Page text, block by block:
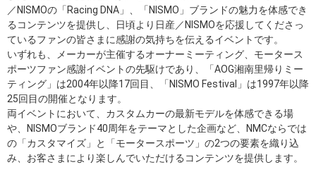
／NISMOの「Racing DNA」、「NISMO」ブランドの魅力を体感でき
るコンテンツを提供し、日頃より日産／NISMOを応援してくださっ
ているファンの皆さまに感謝の気持ちを伝えるイベントです。
いずれも、メーカーが主催するオーナーミーティング、モータース
ポーツファン感謝イベントの先駆けであり、「AOG湘南里帰りミー
ティング」は2004年以降17回目、「NISMO Festival」は1997年以降
25回目の開催となります。
両イベントにおいて、カスタムカーの最新モデルを体感できる場
や、NISMOブランド40周年をテーマとした企画など、NMCならでは
の「カスタマイズ」と「モータースポーツ」の2つの要素を織り込
み、お客さまにより楽しんでいただけるコンテンツを提供します。